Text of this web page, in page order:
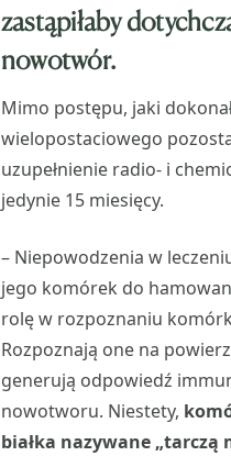
zastąpiłaby
nowotwór.
Mimo postępu, jaki
wielopostaciowego
uzupełnienie radio- i
jedynie 15 miesięcy.
– Niepowodzenia w
jego komórek do
rolę w rozpoznaniu
Rozpoznają one na
generują odpowiedź
nowotworu. Niestety,
białka nazywane